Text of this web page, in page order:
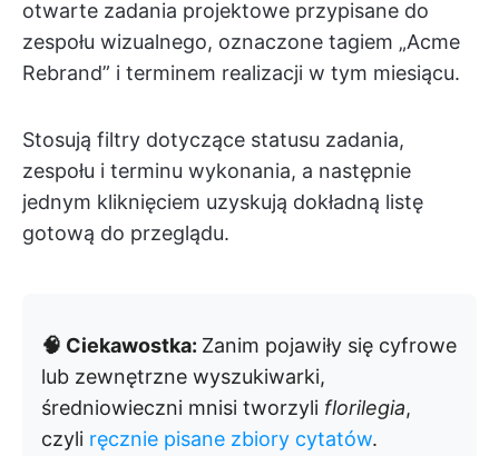
otwarte zadania projektowe przypisane do
zespołu wizualnego, oznaczone tagiem „Acme
Rebrand” i terminem realizacji w tym miesiącu.
Stosują filtry dotyczące statusu zadania,
zespołu i terminu wykonania, a następnie
jednym kliknięciem uzyskują dokładną listę
gotową do przeglądu.
🧠 Ciekawostka: Zanim pojawiły się cyfrowe
lub zewnętrzne wyszukiwarki,
średniowieczni mnisi tworzyli florilegia,
czyli ręcznie pisane zbiory cytatów.